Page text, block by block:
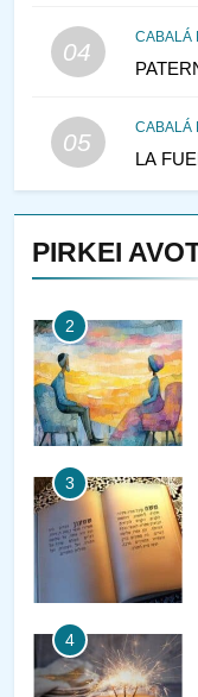
04
CABALÁ
05
CABALÁ
LA
PIRKEI
1
2
3
4